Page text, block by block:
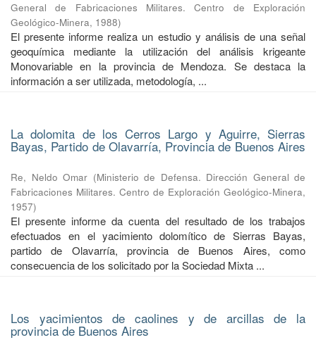
General de Fabricaciones Militares. Centro de Exploración
Geológico-Minera, 1988)
El presente informe realiza un estudio y análisis de una señal
geoquímica mediante la utilización del análisis krigeante
Monovariable en la provincia de Mendoza. Se destaca la
información a ser utilizada, metodología, ...
La dolomita de los Cerros Largo y Aguirre, Sierras
Bayas, Partido de Olavarría, Provincia de Buenos Aires
Re, Neldo Omar (Ministerio de Defensa. Dirección General de
Fabricaciones Militares. Centro de Exploración Geológico-Minera,
1957)
El presente informe da cuenta del resultado de los trabajos
efectuados en el yacimiento dolomítico de Sierras Bayas,
partido de Olavarría, provincia de Buenos Aires, como
consecuencia de los solicitado por la Sociedad Mixta ...
Los yacimientos de caolines y de arcillas de la
provincia de Buenos Aires